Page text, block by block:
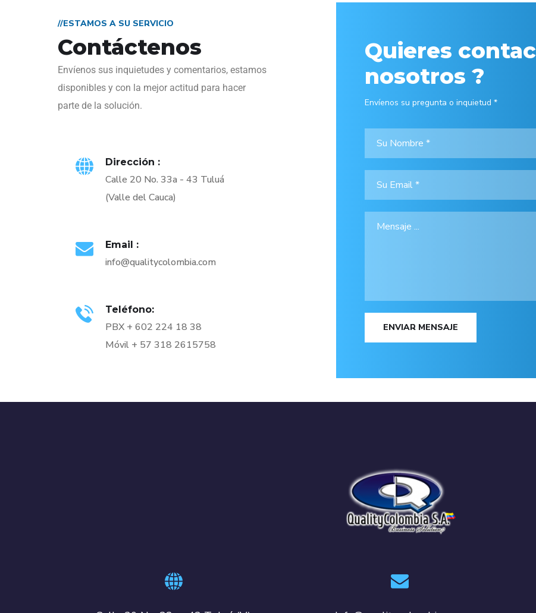
//ESTAMOS A SU SERVICIO
Contáctenos
Envíenos sus inquietudes y comentarios, estamos
disponibles y con la mejor actitud para hacer
parte de la solución.
Dirección :
Calle 20 No. 33a - 43 Tuluá
(Valle del Cauca)
Email :
info@qualitycolombia.com
Teléfono:
PBX + 602 224 18 38
Móvil + 57 318 2615758
Quieres
nosotros ?
Envíenos su pregunta o inquietud *
ENVIAR MENSAJE